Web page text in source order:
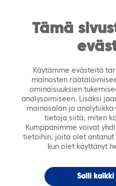
Tämä
Käytämme evästeitä
mainosten
ominaisuuksien
analysoimiseen. Lisäksi
mainosalan ja
tietoja siitä, miten
Kumppanimme voivat
tietoihin, joita olet
kun olet käyttänyt
Salli
https://tiera.fi/name
parantanut Tampereella
työtyytyväisyyttä
9.12.2021
Tiera